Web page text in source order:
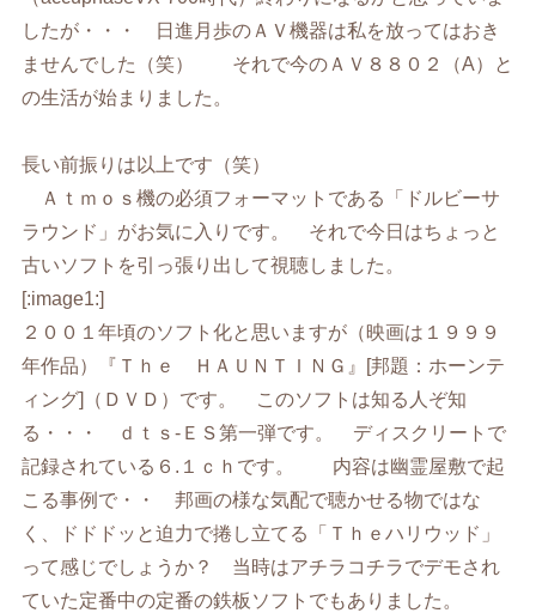
したが・・・ 日進月歩のＡＶ機器は私を放ってはおき
ませんでした（笑） それで今のＡＶ８８０２（A）と
の生活が始まりました。
長い前振りは以上です（笑）
Ａｔｍｏｓ機の必須フォーマットである「ドルビーサ
ラウンド」がお気に入りです。 それで今日はちょっと
古いソフトを引っ張り出して視聴しました。
[:image1:]
２００１年頃のソフト化と思いますが（映画は１９９９
年作品）『Ｔｈｅ ＨＡＵＮＴＩＮＧ』[邦題：ホーンテ
ィング]（ＤＶＤ）です。 このソフトは知る人ぞ知
る・・・ ｄｔｓ-ＥＳ第一弾です。 ディスクリートで
記録されている６.１ｃｈです。 内容は幽霊屋敷で起
こる事例で・・ 邦画の様な気配で聴かせる物ではな
く、ドドドッと迫力で捲し立てる「Ｔｈｅハリウッド」
って感じでしょうか？ 当時はアチラコチラでデモされ
ていた定番中の定番の鉄板ソフトでもありました。